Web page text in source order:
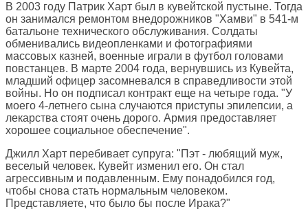
В 2003 году Патрик Харт был в кувейтской пустыне. Тогда
он занимался ремонтом внедорожников "Хамви" в 541-м
батальоне технического обслуживания. Солдаты
обменивались видеопленками и фотографиями
массовых казней, военные играли в футбол головами
повстанцев. В марте 2004 года, вернувшись из Кувейта,
младший офицер засомневался в справедливости этой
войны. Но он подписал контракт еще на четыре года. "У
моего 4-летнего сына случаются приступы эпилепсии, а
лекарства стоят очень дорого. Армия предоставляет
хорошее социальное обеспечение".
Джилл Харт перебивает супруга: "Пэт - любящий муж,
веселый человек. Кувейт изменил его. Он стал
агрессивным и подавленным. Ему понадобился год,
чтобы снова стать нормальным человеком.
Представляете, что было бы после Ирака?"